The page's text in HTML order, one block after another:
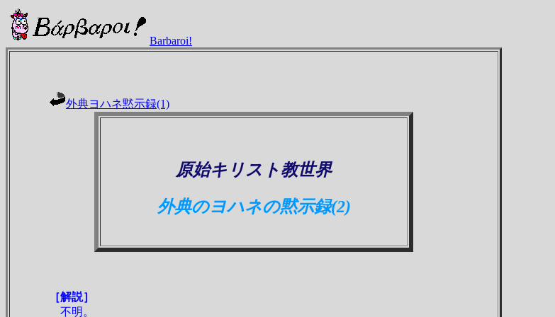
Barbaroi!
外典ヨハネ黙示録(1)
原始キリスト教世界
外典のヨハネの黙示録(2)
［解説］
不明。